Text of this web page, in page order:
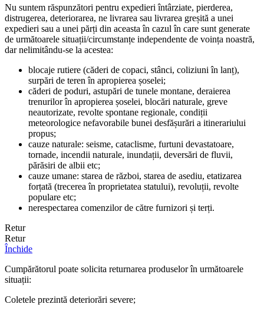
Nu suntem răspunzători pentru expedieri întârziate, pierderea,
distrugerea, deteriorarea, ne livrarea sau livrarea greșită a unei
expedieri sau a unei părți din aceasta în cazul în care sunt generate
de următoarele situații/circumstanțe independente de voința noastră,
dar nelimitându-se la acestea:
blocaje rutiere (căderi de copaci, stânci, coliziuni în lanț),
surpări de teren în apropierea șoselei;
căderi de poduri, astupări de tunele montane, deraierea
trenurilor în apropierea șoselei, blocări naturale, greve
neautorizate, revolte spontane regionale, condiții
meteorologice nefavorabile bunei desfășurări a itinerariului
propus;
cauze naturale: seisme, cataclisme, furtuni devastatoare,
tornade, incendii naturale, inundații, deversări de fluvii,
părăsiri de albii etc;
cauze umane: starea de război, starea de asediu, etatizarea
forțată (trecerea în proprietatea statului), revoluții, revolte
populare etc;
nerespectarea comenzilor de către furnizori și terți.
Retur
Retur
Închide
Cumpărătorul poate solicita returnarea produselor în următoarele
situații:
Coletele prezintă deteriorări severe;